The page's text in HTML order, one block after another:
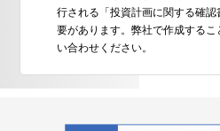
行される「投資計画に関する確
要があります。弊社で作成する
い合わせください。